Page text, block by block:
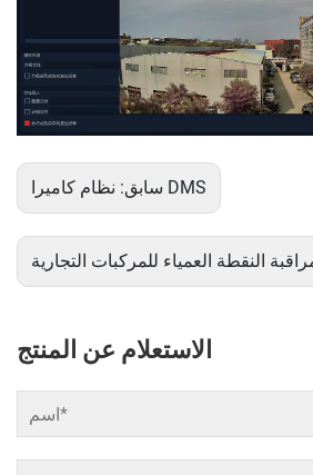
سابق: نظام كاميرا DMS
النقطة العمياء للمركبات التجارية
الاستعلام عن المنتج